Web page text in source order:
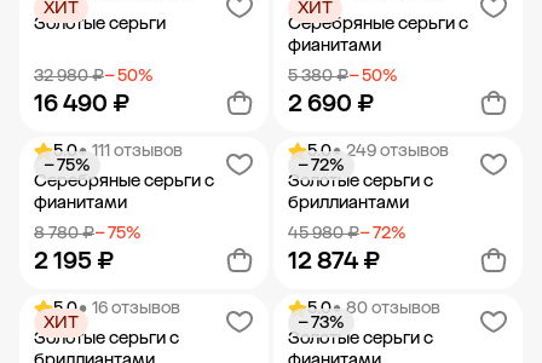
Добавить в корзину Добавить в корзину
Золотые серьги
32 980 ₽− 50%
16 490 ₽
ХИТ
Добавить в корзину
Серебряные серьги с
фианитами
5 380 ₽− 50%
2 690 ₽
ХИТ
Добавить в корзину
5.0• 111 отзывов
Серебряные серьги с
фианитами
8 780 ₽− 75%
2 195 ₽
− 75%
Добавить в корзину
5.0• 249 отзывов
Золотые серьги с
бриллиантами
45 980 ₽− 72%
12 874 ₽
− 72%
Добавить в корзину
5.0• 16 отзывов
Золотые серьги с
ХИТ
5.0• 80 отзывов
Золотые серьги с
− 73%